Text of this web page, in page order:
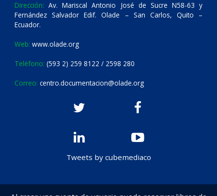
Dirección: Av. Mariscal Antonio José de Sucre N58-63 y
Fernández Salvador Edif. Olade – San Carlos, Quito –
Ecuador.
Web: www.olade.org
Teléfono: (593 2) 259 8122 / 2598 280
Correo: centro.documentacion@olade.org
Tweets by cubemediaco